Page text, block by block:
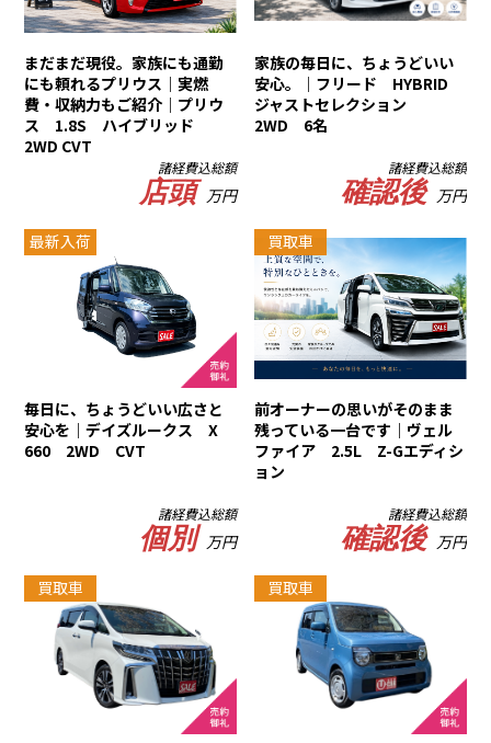
まだまだ現役。家族にも通勤
にも頼れるプリウス｜実燃
費・収納力もご紹介｜プリウ
ス 1.8S ハイブリッド
2WD CVT
諸経費込総額
店頭 万円
家族の毎日に、ちょうどいい
安心。｜フリード HYBRID
ジャストセレクション
2WD 6名
諸経費込総額
確認後 万円
最新入荷
毎日に、ちょうどいい広さと
安心を｜デイズルークス X
660 2WD CVT
諸経費込総額
個別 万円
買取車
前オーナーの思いがそのまま
残っている一台です｜ヴェル
ファイア 2.5L Z-Gエディシ
ョン
諸経費込総額
確認後 万円
買取車 買取車